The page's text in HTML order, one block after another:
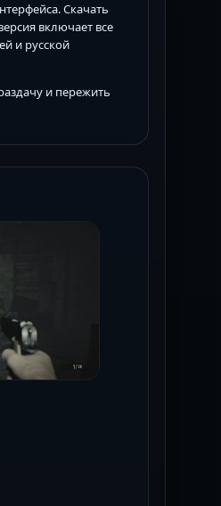
Скачать
включает все
и русской
и пережить